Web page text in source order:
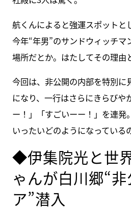
航くんによると強運スポットと
今年“年男”のサンドウィッチマ
場所だとか。はたしてその理由
今回は、非公開の内部を特別に
になり、一行はさらにきらびや
ー！」「すごいーー！」を連発
いったいどのようになっている
◆伊集院光と世
ゃんが白川郷“非
ア”潜入